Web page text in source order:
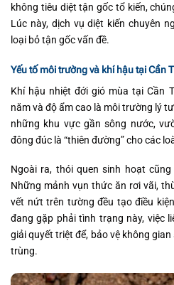
không tiêu diệt tận gốc tổ kiến,
Lúc này, dịch vụ diệt kiến chuyên
loại bỏ tận gốc vấn đề.
Yếu tố môi trường và khí hậu tại Cần
Khí hậu nhiệt đới gió mùa tại Cần
năm và độ ẩm cao là môi trường lý
những khu vực gần sông nước,
đông đúc là “thiên đường” cho các
Ngoài ra, thói quen sinh hoạt
Những mảnh vụn thức ăn rơi vãi,
vết nứt trên tường đều tạo điều
đang gặp phải tình trạng này, việc
giải quyết triệt để, bảo vệ không
trùng.